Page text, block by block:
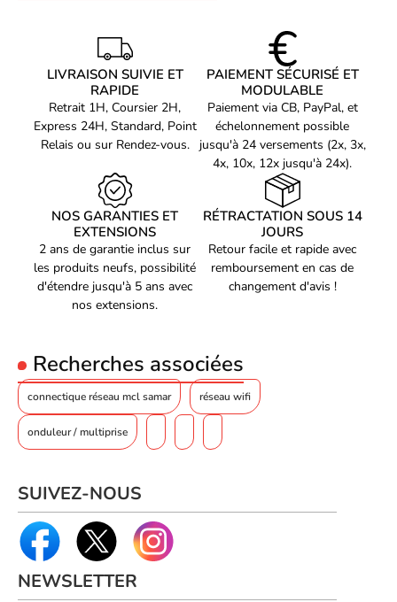
cat 8.1
Couleur du produit
Longueur de câble
1 m
Câble standard
Blindage du câble
S/FTP (S-STP)
Connecteur 1
RJ-45
Genre de connecteur 1
Mâle
Genre de connecteur 2
Facteur de forme du
connecteur 1
Droit
Facteur de forme du
de placage
Nickel
Matériau du manteau
LSZH (Low smoke zero halogen
)
Forme du câble
Taille des fils AWG
Taux de transfert de
données
Fréquence
Câble avec protection
LIVRAISON SUIVIE ET
RAPIDE
Retrait 1H, Coursier 2H,
Express 24H, Standard, Point
Relais ou sur Rendez-vous.
PAIEMENT SÉCURISÉ ET
MODULABLE
Paiement via CB, PayPal, et
échelonnement possible
jusqu'à 24 versements (2x, 3x,
4x, 10x, 12x jusqu'à 24x).
NOS GARANTIES ET
EXTENSIONS
2 ans de garantie inclus sur
les produits neufs, possibilité
d'étendre jusqu'à 5 ans avec
nos extensions.
RÉTRACTATION SOUS 14
JOURS
Retour facile et rapide avec
remboursement en cas de
changement d'avis !
Recherches associées
connectique réseau mcl samar réseau wifi
onduleur / multiprise
SUIVEZ-NOUS
NEWSLETTER